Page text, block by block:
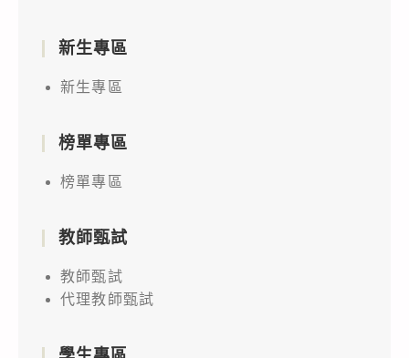
新生專區
新生專區
榜單專區
榜單專區
教師甄試
教師甄試
代理教師甄試